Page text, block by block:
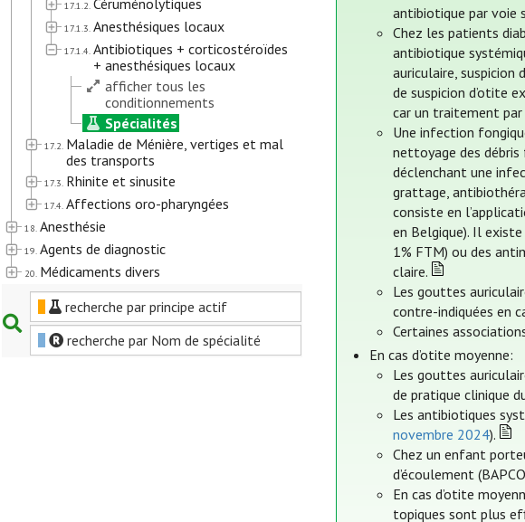
17.1.2. Céruménolytiques
17.1.3. Anesthésiques locaux
17.1.4. Antibiotiques + corticostéroïdes
+ anesthésiques locaux
afficher tous les
conditionnements
Spécialités
17.2. Maladie de Ménière, vertiges et mal
des transports
17.3. Rhinite et sinusite
17.4. Affections oro-pharyngées
18. Anesthésie
19. Agents de diagnostic
20. Médicaments divers
recherche par principe actif
recherche par Nom de spécialité
antibiotique par voie
Chez les patients
antibiotique
auriculaire,
de suspicion d’otite
car un traitement par
Une infection
nettoyage des
déclenchant une
grattage,
consiste en
en Belgique). Il
1% FTM) ou des
claire.
Les gouttes
contre-indiquées en
Certaines
En cas d’otite moyenne:
Les gouttes
de pratique clinique
Les antibiotiques
novembre 2024).
Chez un enfant
d’écoulement
En cas d’otite
topiques sont plus